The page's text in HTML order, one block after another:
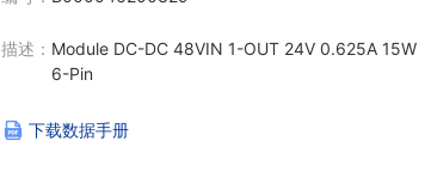
描述： Module DC-DC 48VIN 1-OUT 24V 0.625A 15W
6-Pin
下载数据手册